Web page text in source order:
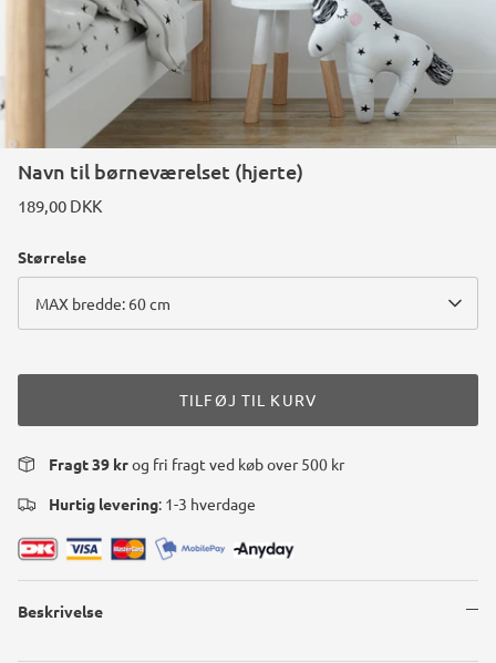
Navn til børneværelset (hjerte)
189,00 DKK
Størrelse
MAX bredde: 60 cm
TILFØJ TIL KURV
Fragt 39 krog fri fragt ved køb over 500 kr
Hurtig levering: 1-3 hverdage
Beskrivelse